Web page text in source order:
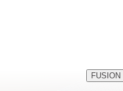
FUSION